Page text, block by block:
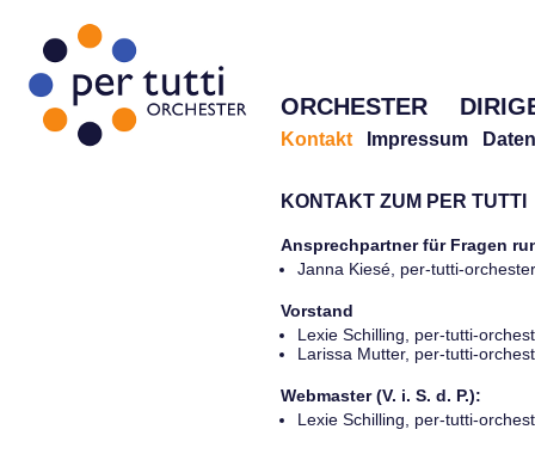
ORCHESTER
Kontakt Impressum
KONTAKT ZUM PER TUTTI
Ansprechpartner für Fragen
Janna Kiesé, per-tutti-
Vorstand
Lexie Schilling, per-tutti-
Larissa Mutter, per-tutti-
Webmaster (V. i. S. d. P.):
Lexie Schilling, per-tutti-